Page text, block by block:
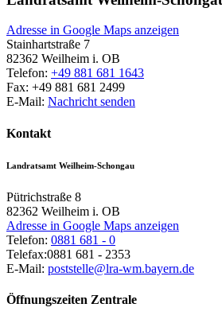
Adresse in Google Maps anzeigen
Stainhartstraße 7
82362 Weilheim i. OB
Telefon: +49 881 681 1643
Fax: +49 881 681 2499
E-Mail: Nachricht senden
Kontakt
Landratsamt Weilheim-Schongau
Pütrichstraße 8
82362 Weilheim i. OB
Adresse in Google Maps anzeigen
Telefon: 0881 681 - 0
Telefax:0881 681 - 2353
E-Mail: poststelle@lra-wm.bayern.de
Öffnungszeiten Zentrale